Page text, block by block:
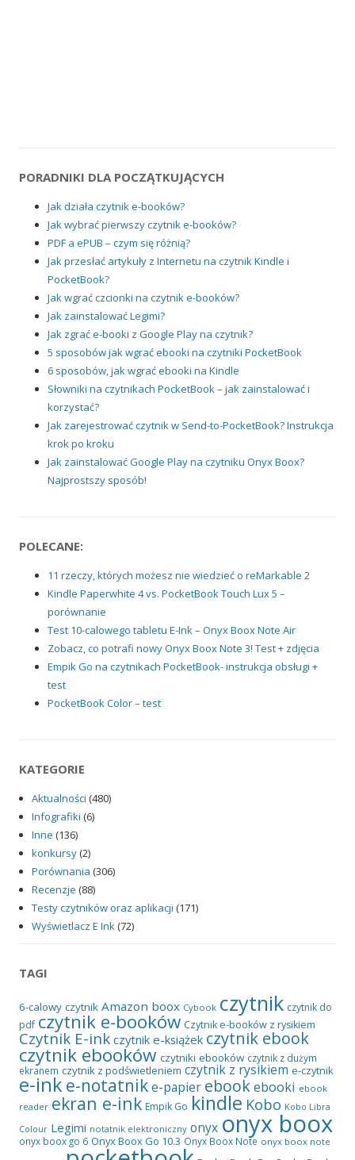
PORADNIKI DLA POCZĄTKUJĄCYCH
Jak działa czytnik e-booków?
Jak wybrać pierwszy czytnik e-booków?
PDF a ePUB – czym się różnią?
Jak przesłać artykuły z Internetu na czytnik Kindle i
PocketBook?
Jak wgrać czcionki na czytnik e-booków?
Jak zainstalować Legimi?
Jak zgrać e-booki z Google Play na czytnik?
5 sposobów jak wgrać ebooki na czytniki PocketBook
6 sposobów, jak wgrać ebooki na Kindle
Słowniki na czytnikach PocketBook – jak zainstalować i
korzystać?
Jak zarejestrować czytnik w Send-to-PocketBook? Instrukcja
krok po kroku
Jak zainstalować Google Play na czytniku Onyx Boox?
Najprostszy sposób!
POLECANE:
11 rzeczy, których możesz nie wiedzieć o reMarkable 2
Kindle Paperwhite 4 vs. PocketBook Touch Lux 5 –
porównanie
Test 10-calowego tabletu E-Ink – Onyx Boox Note Air
Zobacz, co potrafi nowy Onyx Boox Note 3! Test + zdjęcia
Empik Go na czytnikach PocketBook- instrukcja obsługi +
test
PocketBook Color – test
KATEGORIE
Aktualności (480)
Infografiki (6)
Inne (136)
konkursy(2)
Porównania (306)
Recenzje (88)
Testy czytników oraz aplikacji (171)
Wyświetlacz E Ink(72)
TAGI
6-calowy czytnik Amazon boox Cybook czytnik czytnik do
pdf czytnik e-booków Czytnik e-booków z rysikiem
Czytnik E-ink czytnik e-książek czytnik ebook
czytnik ebooków czytniki ebooków czytnik z dużym
ekranem czytnik z podświetleniem czytnik z rysikiem e-czytnik
e-ink e-notatnike-papier ebookebooki ebook
reader ekran e-ink Empik Go kindle Kobo Kobo Libra
Colour Legimi notatnik elektroniczny onyx onyx boox
onyx boox go 6 Onyx Boox Go 10.3 Onyx Boox Note onyx boox note